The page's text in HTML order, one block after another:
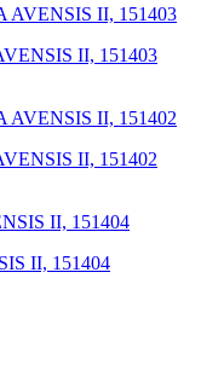
II, 151403
II, 151402
II, 151404